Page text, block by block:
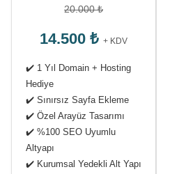
20.000 ₺
14.500 ₺ + KDV
✔️ 1 Yıl Domain + Hosting
Hediye
✔️ Sınırsız Sayfa Ekleme
✔️ Özel Arayüz Tasarımı
✔️ %100 SEO Uyumlu
Altyapı
✔️ Kurumsal Yedekli Alt Yapı